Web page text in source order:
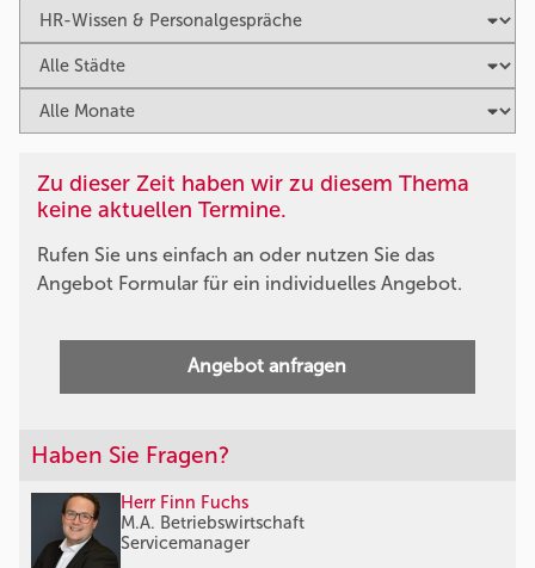
Zu dieser Zeit haben wir zu diesem Thema
keine aktuellen Termine.
Rufen Sie uns einfach an oder nutzen Sie das
Angebot Formular für ein individuelles Angebot.
Angebot anfragen
Haben Sie Fragen?
Herr Finn Fuchs
M.A. Betriebswirtschaft
Servicemanager